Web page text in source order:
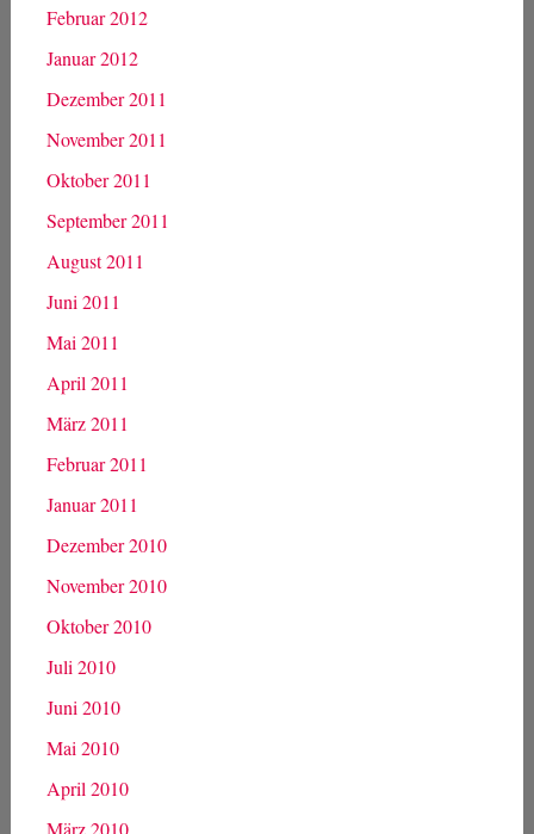
Februar 2012
Januar 2012
Dezember 2011
November 2011
Oktober 2011
September 2011
August 2011
Juni 2011
Mai 2011
April 2011
März 2011
Februar 2011
Januar 2011
Dezember 2010
November 2010
Oktober 2010
Juli 2010
Juni 2010
Mai 2010
April 2010
März 2010